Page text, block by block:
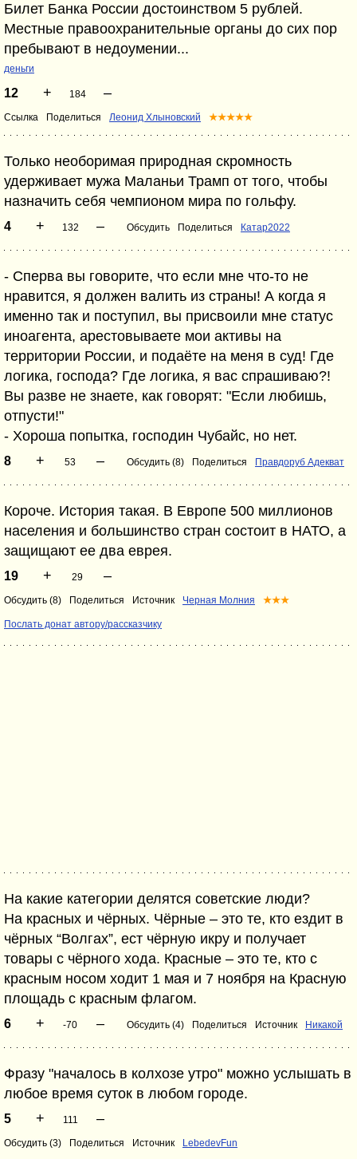
Билет Банка России достоинством 5 рублей.
Местные правоохранительные органы до сих пор
пребывают в недоумении...
деньги
12 + 184 –
Ссылка Поделиться Леонид Хлыновский ★★★★★
Только необоримая природная скромность
удерживает мужа Маланьи Трамп от того, чтобы
назначить себя чемпионом мира по гольфу.
4 + 132 – Обсудить Поделиться Катар2022
- Сперва вы говорите, что если мне что-то не
нравится, я должен валить из страны! А когда я
именно так и поступил, вы присвоили мне статус
иноагента, арестовываете мои активы на
территории России, и подаёте на меня в суд! Где
логика, господа? Где логика, я вас спрашиваю?!
Вы разве не знаете, как говорят: "Если любишь,
отпусти!"
- Хороша попытка, господин Чубайс, но нет.
8 + 53 – Обсудить (8) Поделиться Правдоруб Адекват
Короче. История такая. В Европе 500 миллионов
населения и большинство стран состоит в НАТО, а
защищают ее два еврея.
19 + 29 –
Обсудить (8) Поделиться Источник Черная Молния ★★★
Послать донат автору/рассказчику
На какие категории делятся советские люди?
На красных и чёрных. Чёрные – это те, кто ездит в
чёрных “Волгах”, ест чёрную икру и получает
товары с чёрного хода. Красные – это те, кто с
красным носом ходит 1 мая и 7 ноября на Красную
площадь с красным флагом.
6 + -70 – Обсудить (4) Поделиться Источник Никакой
Фразу "началось в колхозе утро" можно услышать в
любое время суток в любом городе.
5 + 111 –
Обсудить (3) Поделиться Источник LebedevFun